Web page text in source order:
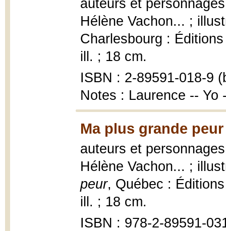
auteurs et
Hélène Vachon... ;
Charlesbourg :
ill. ; 18 cm.
ISBN : 2-89591-018-9
Notes : Laurence -- Yo
Ma plus grande peur
auteurs et
Hélène Vachon... ;
peur, Québec :
ill. ; 18 cm.
ISBN : 978-2-89591-